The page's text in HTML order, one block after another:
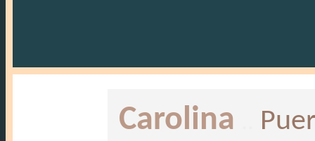
Carolina